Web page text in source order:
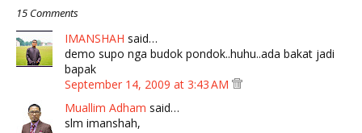
15 Comments
IMANSHAH said…
demo supo nga budok pondok..huhu..ada bakat jadi
bapak
September 14, 2009 at 3:43 AM
Muallim Adham said…
slm imanshah,